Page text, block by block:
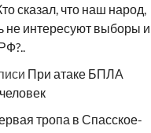
сказал, что наш народ,
не интересуют выборы и
При атаке БПЛА
тропа в Спасское-